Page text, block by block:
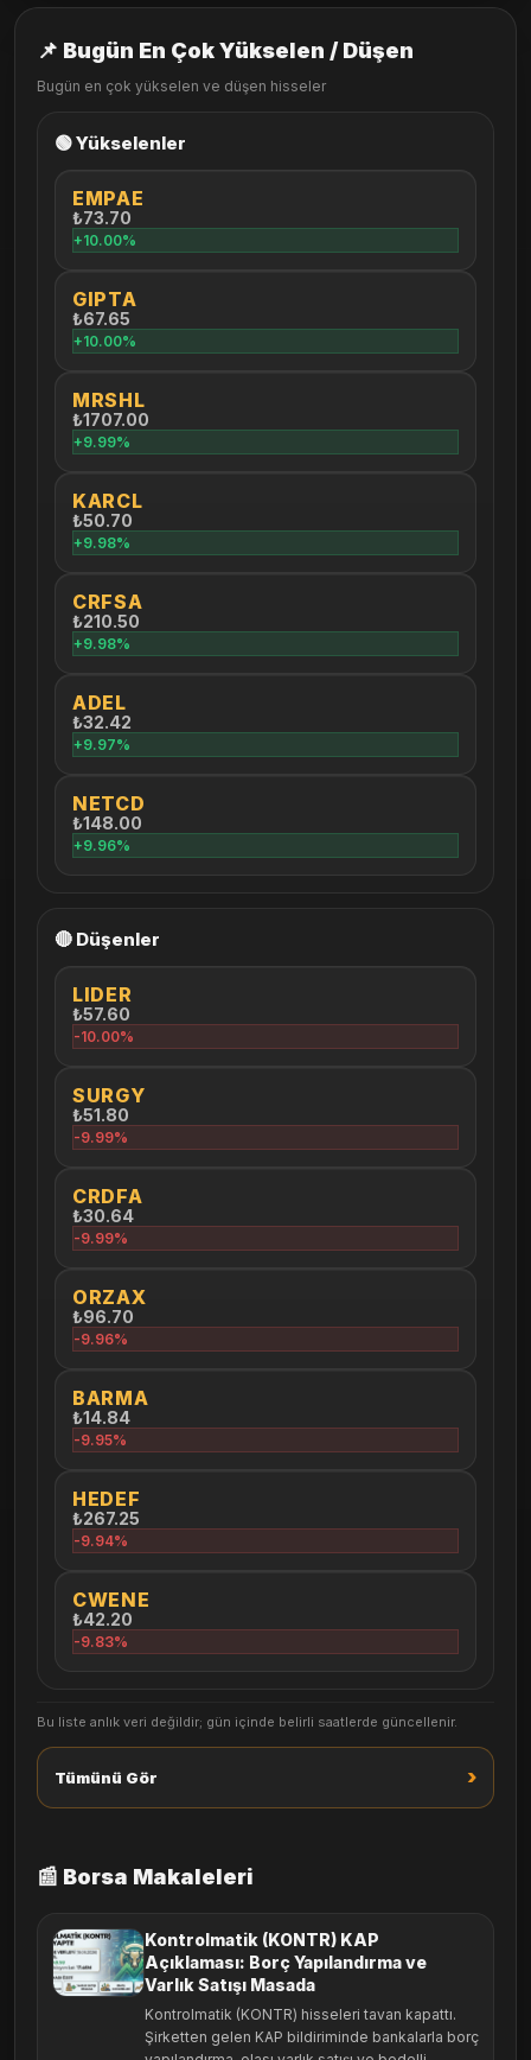
📌 Bugün En Çok Yükselen / Düşen
Bugün en çok yükselen ve düşen hisseler
🟢 Yükselenler
EMPAE
₺73.70
+10.00%
GIPTA
₺67.65
+10.00%
MRSHL
₺1707.00
+9.99%
KARCL
₺50.70
+9.98%
CRFSA
₺210.50
+9.98%
ADEL
₺32.42
+9.97%
NETCD
₺148.00
+9.96%
🔴 Düşenler
LIDER
₺57.60
-10.00%
SURGY
₺51.80
-9.99%
CRDFA
₺30.64
-9.99%
ORZAX
₺96.70
-9.96%
BARMA
₺14.84
-9.95%
HEDEF
₺267.25
-9.94%
CWENE
₺42.20
-9.83%
Bu liste anlık veri değildir; gün içinde belirli saatlerde güncellenir.
Tümünü Gör ›
📰 Borsa Makaleleri
Kontrolmatik (KONTR) KAP
Açıklaması: Borç Yapılandırma ve
Varlık Satışı Masada
Kontrolmatik (KONTR) hisseleri tavan kapattı.
Şirketten gelen KAP bildiriminde bankalarla borç